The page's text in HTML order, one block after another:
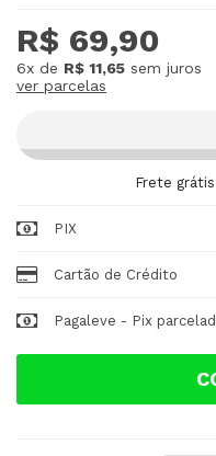
R$ 69,90
6x de R$ 11,65 sem juros
ver parcelas
Frete
PIX
Cartão de Crédito
Pagaleve - Pix